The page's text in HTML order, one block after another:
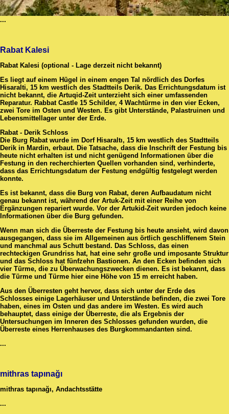
...
Rabat Kalesi
Rabat Kalesi (optional - Lage derzeit nicht bekannt)
Es liegt auf einem Hügel in einem engen Tal nördlich des Dorfes
Hisaralti, 15 km westlich des Stadtteils Derik. Das Errichtungsdatum ist
nicht bekannt, die Artuqid-Zeit unterzieht sich einer umfassenden
Reparatur. Rabbat Castle 15 Schilder, 4 Wachtürme in den vier Ecken,
zwei Tore im Osten und Westen. Es gibt Unterstände, Palastruinen und
Lebensmittellager unter der Erde.
Rabat - Derik Schloss
Die Burg Rabat wurde im Dorf Hisaraltı, 15 km westlich des Stadtteils
Derik in Mardin, erbaut. Die Tatsache, dass die Inschrift der Festung bis
heute nicht erhalten ist und nicht genügend Informationen über die
Festung in den recherchierten Quellen vorhanden sind, verhinderte,
dass das Errichtungsdatum der Festung endgültig festgelegt werden
konnte.
Es ist bekannt, dass die Burg von Rabat, deren Aufbaudatum nicht
genau bekannt ist, während der Artuk-Zeit mit einer Reihe von
Ergänzungen repariert wurde. Vor der Artukid-Zeit wurden jedoch keine
Informationen über die Burg gefunden.
Wenn man sich die Überreste der Festung bis heute ansieht, wird davon
ausgegangen, dass sie im Allgemeinen aus örtlich geschliffenem Stein
und manchmal aus Schutt bestand. Das Schloss, das einen
rechteckigen Grundriss hat, hat eine sehr große und imposante Struktur
und das Schloss hat fünfzehn Bastionen. An den Ecken befinden sich
vier Türme, die zu Überwachungszwecken dienen. Es ist bekannt, dass
die Türme und Türme hier eine Höhe von 15 m erreicht haben.
Aus den Überresten geht hervor, dass sich unter der Erde des
Schlosses einige Lagerhäuser und Unterstände befinden, die zwei Tore
haben, eines im Osten und das andere im Westen. Es wird auch
behauptet, dass einige der Überreste, die als Ergebnis der
Untersuchungen im Inneren des Schlosses gefunden wurden, die
Überreste eines Herrenhauses des Burgkommandanten sind.
...
mithras tapınağı
mithras tapınağı, Andachtsstätte
...